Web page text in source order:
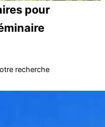
pour
recherche